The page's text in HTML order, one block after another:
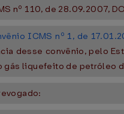
nº 110, de 28.09.2007,
ICMS nº 1, de
desse convênio, pelo
gás liquefeito de petróleo